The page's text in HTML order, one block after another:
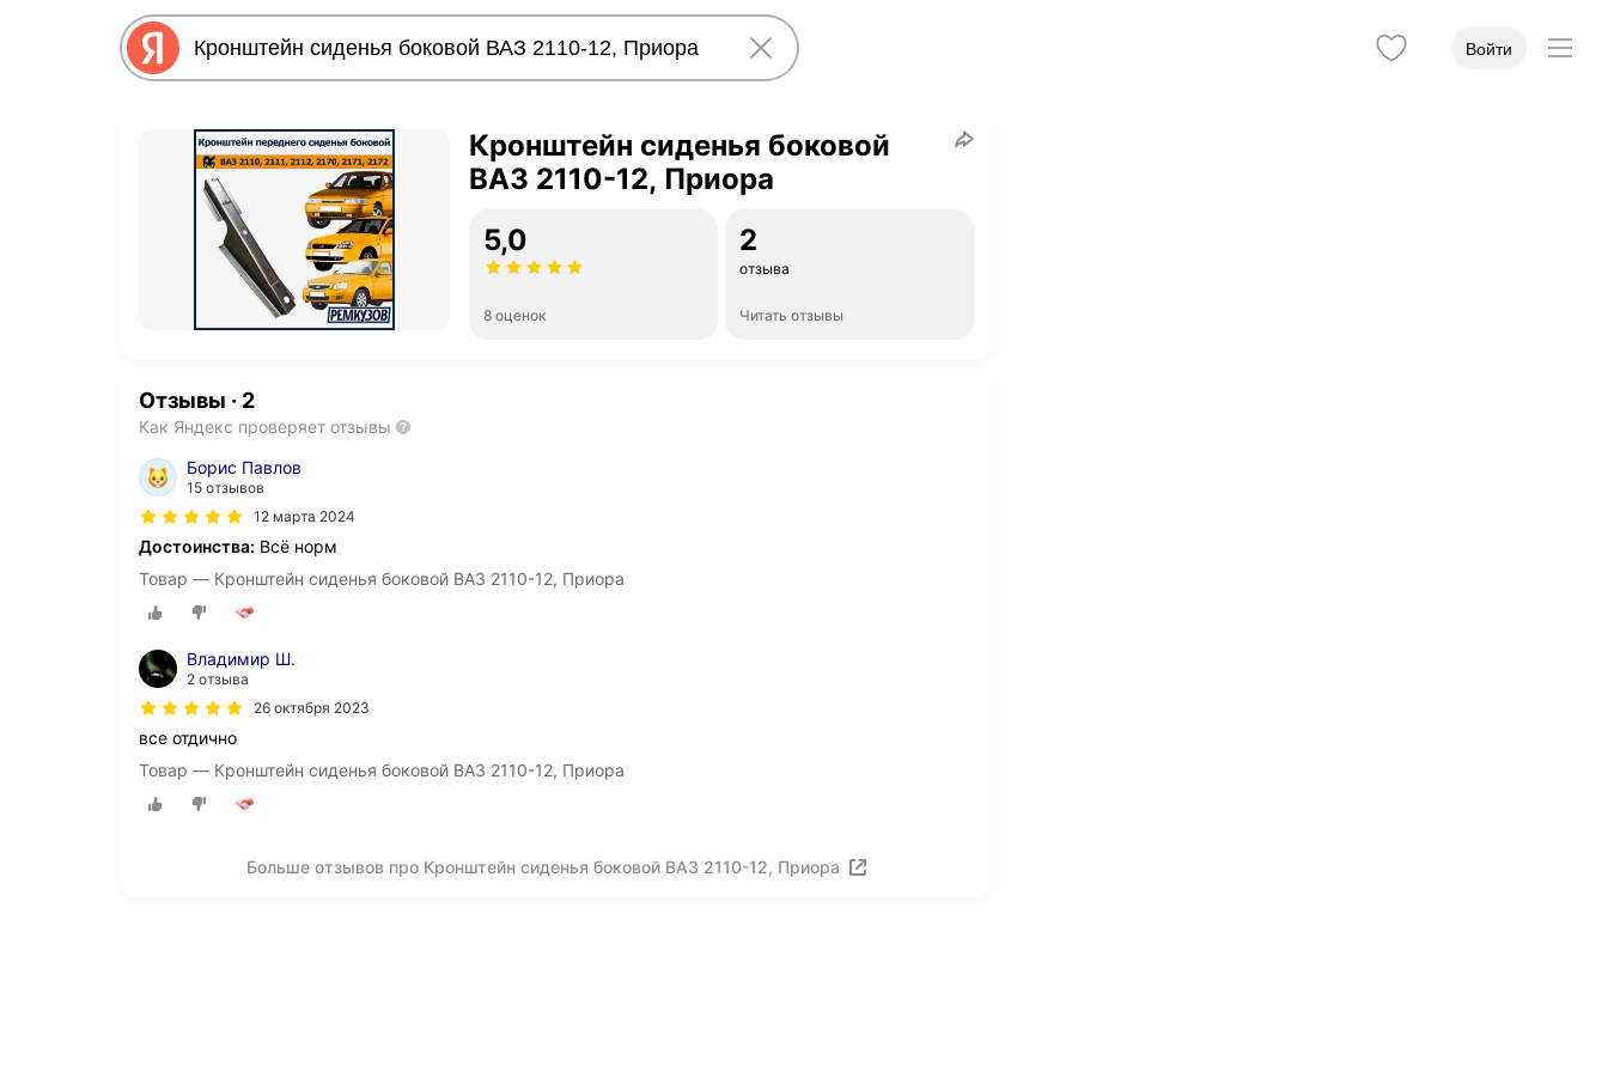
Войти
Кронштейн сиденья боковой
ВАЗ 2110-12, Приора
5,0
8 оценок
2
отзыва
Читать отзывы
Отзывы · 2
Как Яндекс проверяет отзывы
Борис Павлов
15 отзывов
12 марта 2024
Достоинства: Всё норм
Товар — Кронштейн сиденья боковой ВАЗ 2110-12, Приора
Владимир Ш.
2 отзыва
26 октября 2023
все отдично
Товар — Кронштейн сиденья боковой ВАЗ 2110-12, Приора
Больше отзывов про Кронштейн сиденья боковой ВАЗ 2110-12, Приора